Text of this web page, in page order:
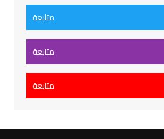
متابعة
متابعة
متابعة